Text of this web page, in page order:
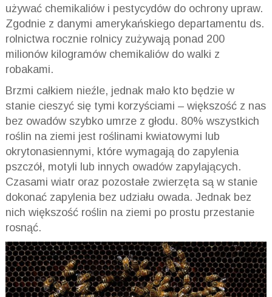
używać chemikaliów i pestycydów do ochrony upraw.
Zgodnie z danymi amerykańskiego departamentu ds.
rolnictwa rocznie rolnicy zużywają ponad 200
milionów kilogramów chemikaliów do walki z
robakami.
Brzmi całkiem nieźle, jednak mało kto będzie w
stanie cieszyć się tymi korzyściami – większość z nas
bez owadów szybko umrze z głodu. 80% wszystkich
roślin na ziemi jest roślinami kwiatowymi lub
okrytonasiennymi, które wymagają do zapylenia
pszczół, motyli lub innych owadów zapylających.
Czasami wiatr oraz pozostałe zwierzęta są w stanie
dokonać zapylenia bez udziału owada. Jednak bez
nich większość roślin na ziemi po prostu przestanie
rosnąć.